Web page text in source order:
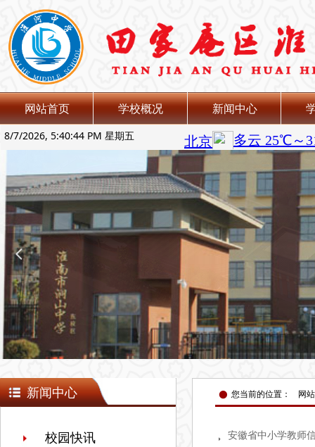
8/7/2026, 5:40:45 PM 星期五
网站首页 学校概况 新闻中心
넳
校园快讯
新闻中心 넸您当前的位置： 网
뀧 安徽省中小学教师